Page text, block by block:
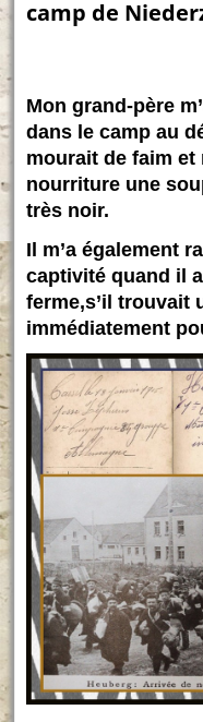
camp de
Mon grand-père
dans le camp au
mourait de faim et
nourriture une
très noir.
Il m’a également
captivité quand il
ferme,s’il
immédiatement